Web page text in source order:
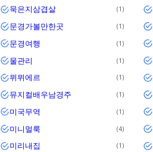
묵은지삼겹살 1
문경가볼만한곳 1
문경여행 1
물관리 1
뮈뮈에르 1
뮤지컬배우남경주 1
미국무역 1
미니멀룩 4
미리내집 1